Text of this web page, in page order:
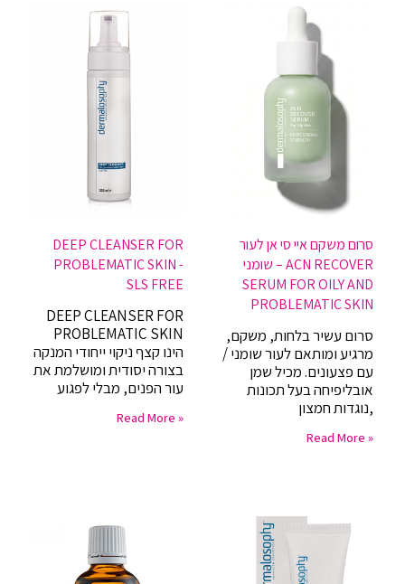
DEEP CLEANSER FOR
PROBLEMATIC SKIN -
SLS FREE
DEEP CLEANSER FOR
PROBLEMATIC SKIN
הינו קצף ניקוי ייחודי המנקה
בצורה יסודית ומושלמת את
עור הפנים, מבלי לפגוע
Read More »
סרום משקם איי סי אן לעור
שומני – ACN RECOVER
SERUM FOR OILY AND
PROBLEMATIC SKIN
סרום עשיר בלחות, משקם,
מרגיע ומותאם לעור שומני /
עם פצעונים. מכיל שמן
אובליפיחה בעל תכונות
נוגדות חמצון,
Read More »